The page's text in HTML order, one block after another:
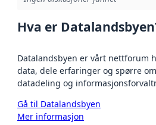
Hva er
Datalandsbyen er vårt nettforum
data, dele erfaringer og spørre
datadeling og
Gå til Datalandsbyen
Mer informasjon